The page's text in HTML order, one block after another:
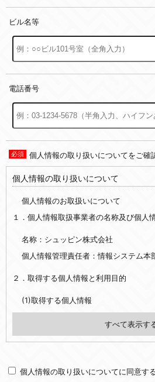
ビル名等
電話番号
個人情報の取り扱いについてをご確
個人情報の取り扱いについて
個人情報のお取扱いについて
１．個人情報取扱事業者の名称及び個人
名称：シュッピン株式会社
個人情報管理責任者：情報システム本
２．取得する個人情報と利用目的
(1)取得する個人情報
(2)利用目的
・お問合せへの対応のため
個人情報の取り扱いについてに同意す